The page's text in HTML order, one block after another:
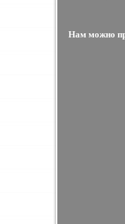
Нам можно